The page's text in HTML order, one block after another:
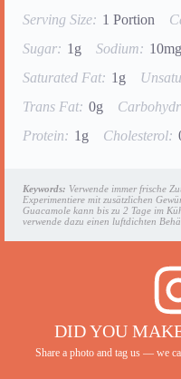
Serving Size: 1 Portion
Sugar: 1g Sodium: 10mg
Saturated Fat: 1g
Trans Fat: 0g
Protein: 1g Cholesterol:
Keywords: Verwende immer frische
Experimentiere mit zusätzlichen
Guacamole kann bis zu 2 Tage im
verwende dazu einen luftdichten
DID YOU
Share a photo and tag us — we